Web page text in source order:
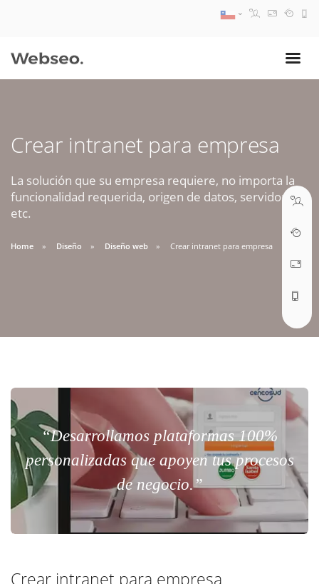
Crear intranet para empresa
La solución que su empresa requiere, no importa la
funcionalidad requerida, origen de datos, servidores,
etc.
Home Diseño Diseño web Crear intranet para empresa
“Desarrollamos plataformas 100%
personalizadas que apoyen tus procesos
de negocio.”
Crear intranet para empresa
09:30 AM A 18:30 PM
soporte@webseo.cl
ABRIR TICKET